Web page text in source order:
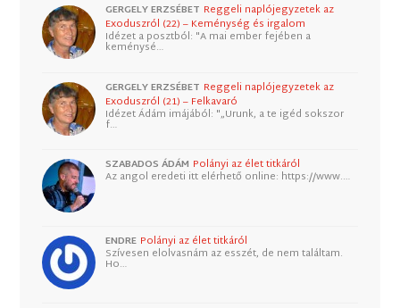
GERGELY ERZSÉBET Reggeli naplójegyzetek az
Exoduszról (22) – Keménység és irgalom
Idézet a posztból: "A mai ember fejében a
keménysé…
GERGELY ERZSÉBET Reggeli naplójegyzetek az
Exoduszról (21) – Felkavaró
Idézet Ádám imájából: "„Urunk, a te igéd sokszor
f…
SZABADOS ÁDÁM Polányi az élet titkáról
Az angol eredeti itt elérhető online: https://www.…
ENDRE Polányi az élet titkáról
Szívesen elolvasnám az esszét, de nem találtam.
Ho…